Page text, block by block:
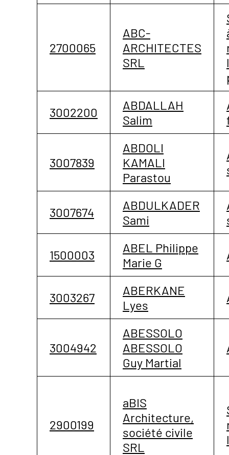
2700065
ABC-
ARCHITECTES
SRL
3002200
ABDALLAH
Salim
3007839
ABDOLI
KAMALI
Parastou
3007674
ABDULKADER
Sami
1500003
ABEL Philippe
Marie G
3003267
ABERKANE
Lyes
3004942
ABESSOLO
ABESSOLO
Guy Martial
2900199
aBIS
Architecture,
société civile
SRL